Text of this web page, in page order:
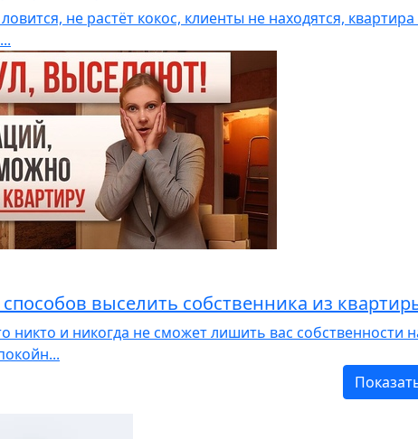
не растёт кокос, клиенты не находятся,
выселить собственника из
никто и никогда не сможет лишить вас